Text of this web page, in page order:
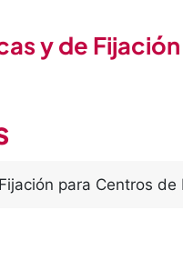
y de
para Centros de